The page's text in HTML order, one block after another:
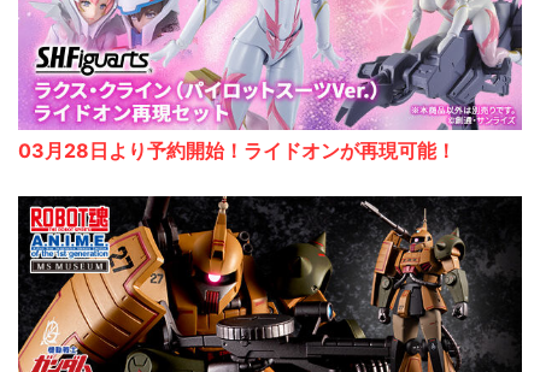
03月28日より予約開始！ライドオンが再現可能！